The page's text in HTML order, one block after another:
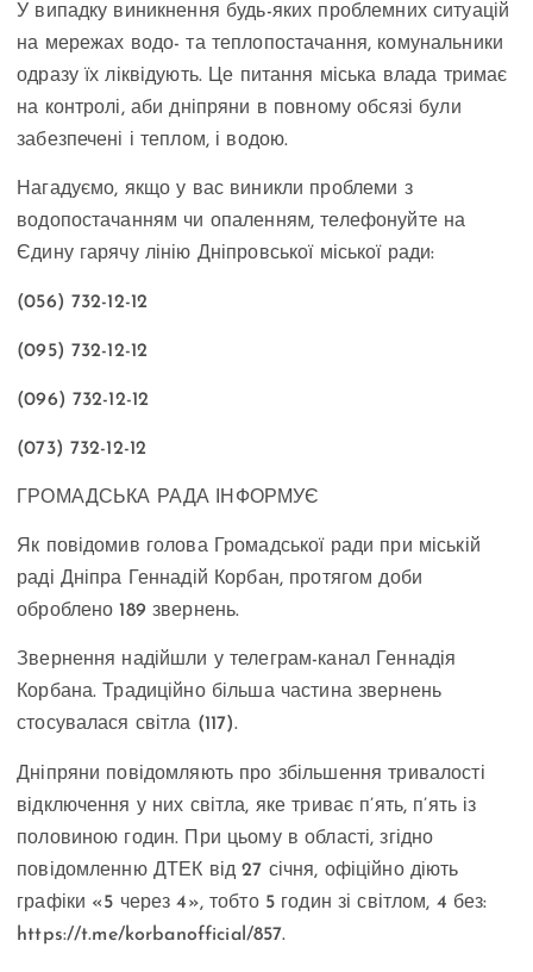
У випадку виникнення будь-яких проблемних ситуацій
на мережах водо- та теплопостачання, комунальники
одразу їх ліквідують. Це питання міська влада тримає
на контролі, аби дніпряни в повному обсязі були
забезпечені і теплом, і водою.
Нагадуємо, якщо у вас виникли проблеми з
водопостачанням чи опаленням, телефонуйте на
Єдину гарячу лінію Дніпровської міської ради:
(056) 732-12-12
(095) 732-12-12
(096) 732-12-12
(073) 732-12-12
ГРОМАДСЬКА РАДА ІНФОРМУЄ
Як повідомив голова Громадської ради при міській
раді Дніпра Геннадій Корбан, протягом доби
оброблено 189 звернень.
Звернення надійшли у телеграм-канал Геннадія
Корбана. Традиційно більша частина звернень
стосувалася світла (117).
Дніпряни повідомляють про збільшення тривалості
відключення у них світла, яке триває п’ять, п’ять із
половиною годин. При цьому в області, згідно
повідомленню ДТЕК від 27 січня, офіційно діють
графіки «5 через 4», тобто 5 годин зі світлом, 4 без:
https://t.me/korbanofficial/857.